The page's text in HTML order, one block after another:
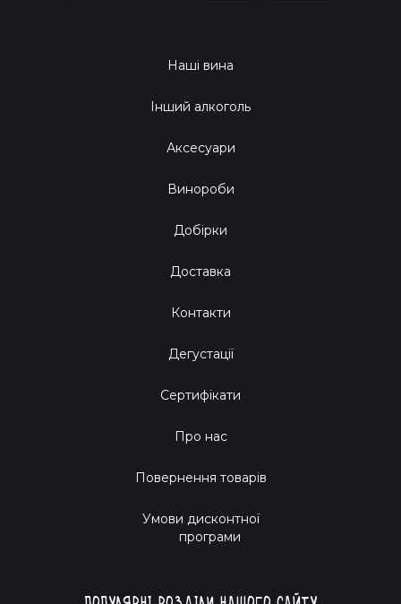
Наші вина
Інший алкоголь
Аксесуари
Винороби
Добірки
Доставка
Контакти
Дегустації
Сертифікати
Про нас
Повернення товарів
Умови дисконтної
програми